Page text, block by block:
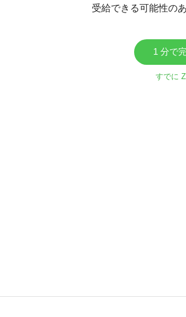
受給できる可能性の
1 分で
すでに